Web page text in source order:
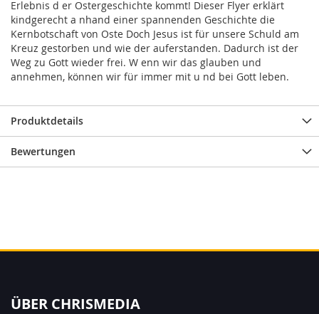
Erlebnis d er Ostergeschichte kommt! Dieser Flyer erklärt
kindgerecht a nhand einer spannenden Geschichte die
Kernbotschaft von Oste Doch Jesus ist für unsere Schuld am
Kreuz gestorben und wie der auferstanden. Dadurch ist der
Weg zu Gott wieder frei. W enn wir das glauben und
annehmen, können wir für immer mit u nd bei Gott leben.
Produktdetails
Bewertungen
ÜBER CHRISMEDIA